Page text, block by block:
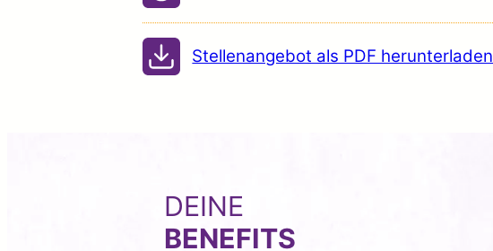
Stellenangebot als PDF herunterladen
DEINE
BENEFITS